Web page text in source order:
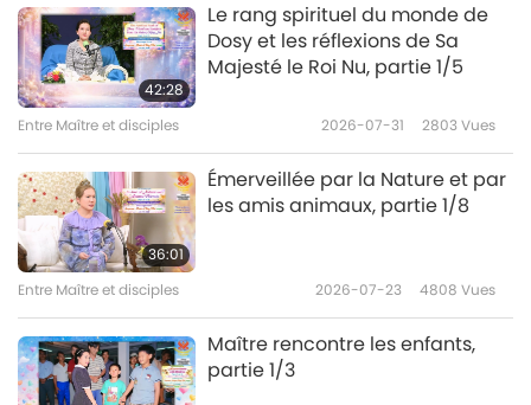
42:28
Le rang spirituel du monde de
Dosy et les réflexions de Sa
Majesté le Roi Nu, partie 1/5
Entre Maître et disciples 2026-07-31 2803Vues
36:01
Émerveillée par la Nature et par
les amis animaux, partie 1/8
Entre Maître et disciples 2026-07-23 4808 Vues
Maître rencontre les enfants,
partie 1/3